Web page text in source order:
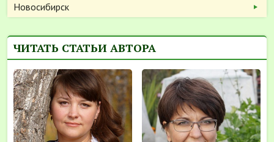
Новосибирск
ЧИТАТЬ СТАТЬИ АВТОРА